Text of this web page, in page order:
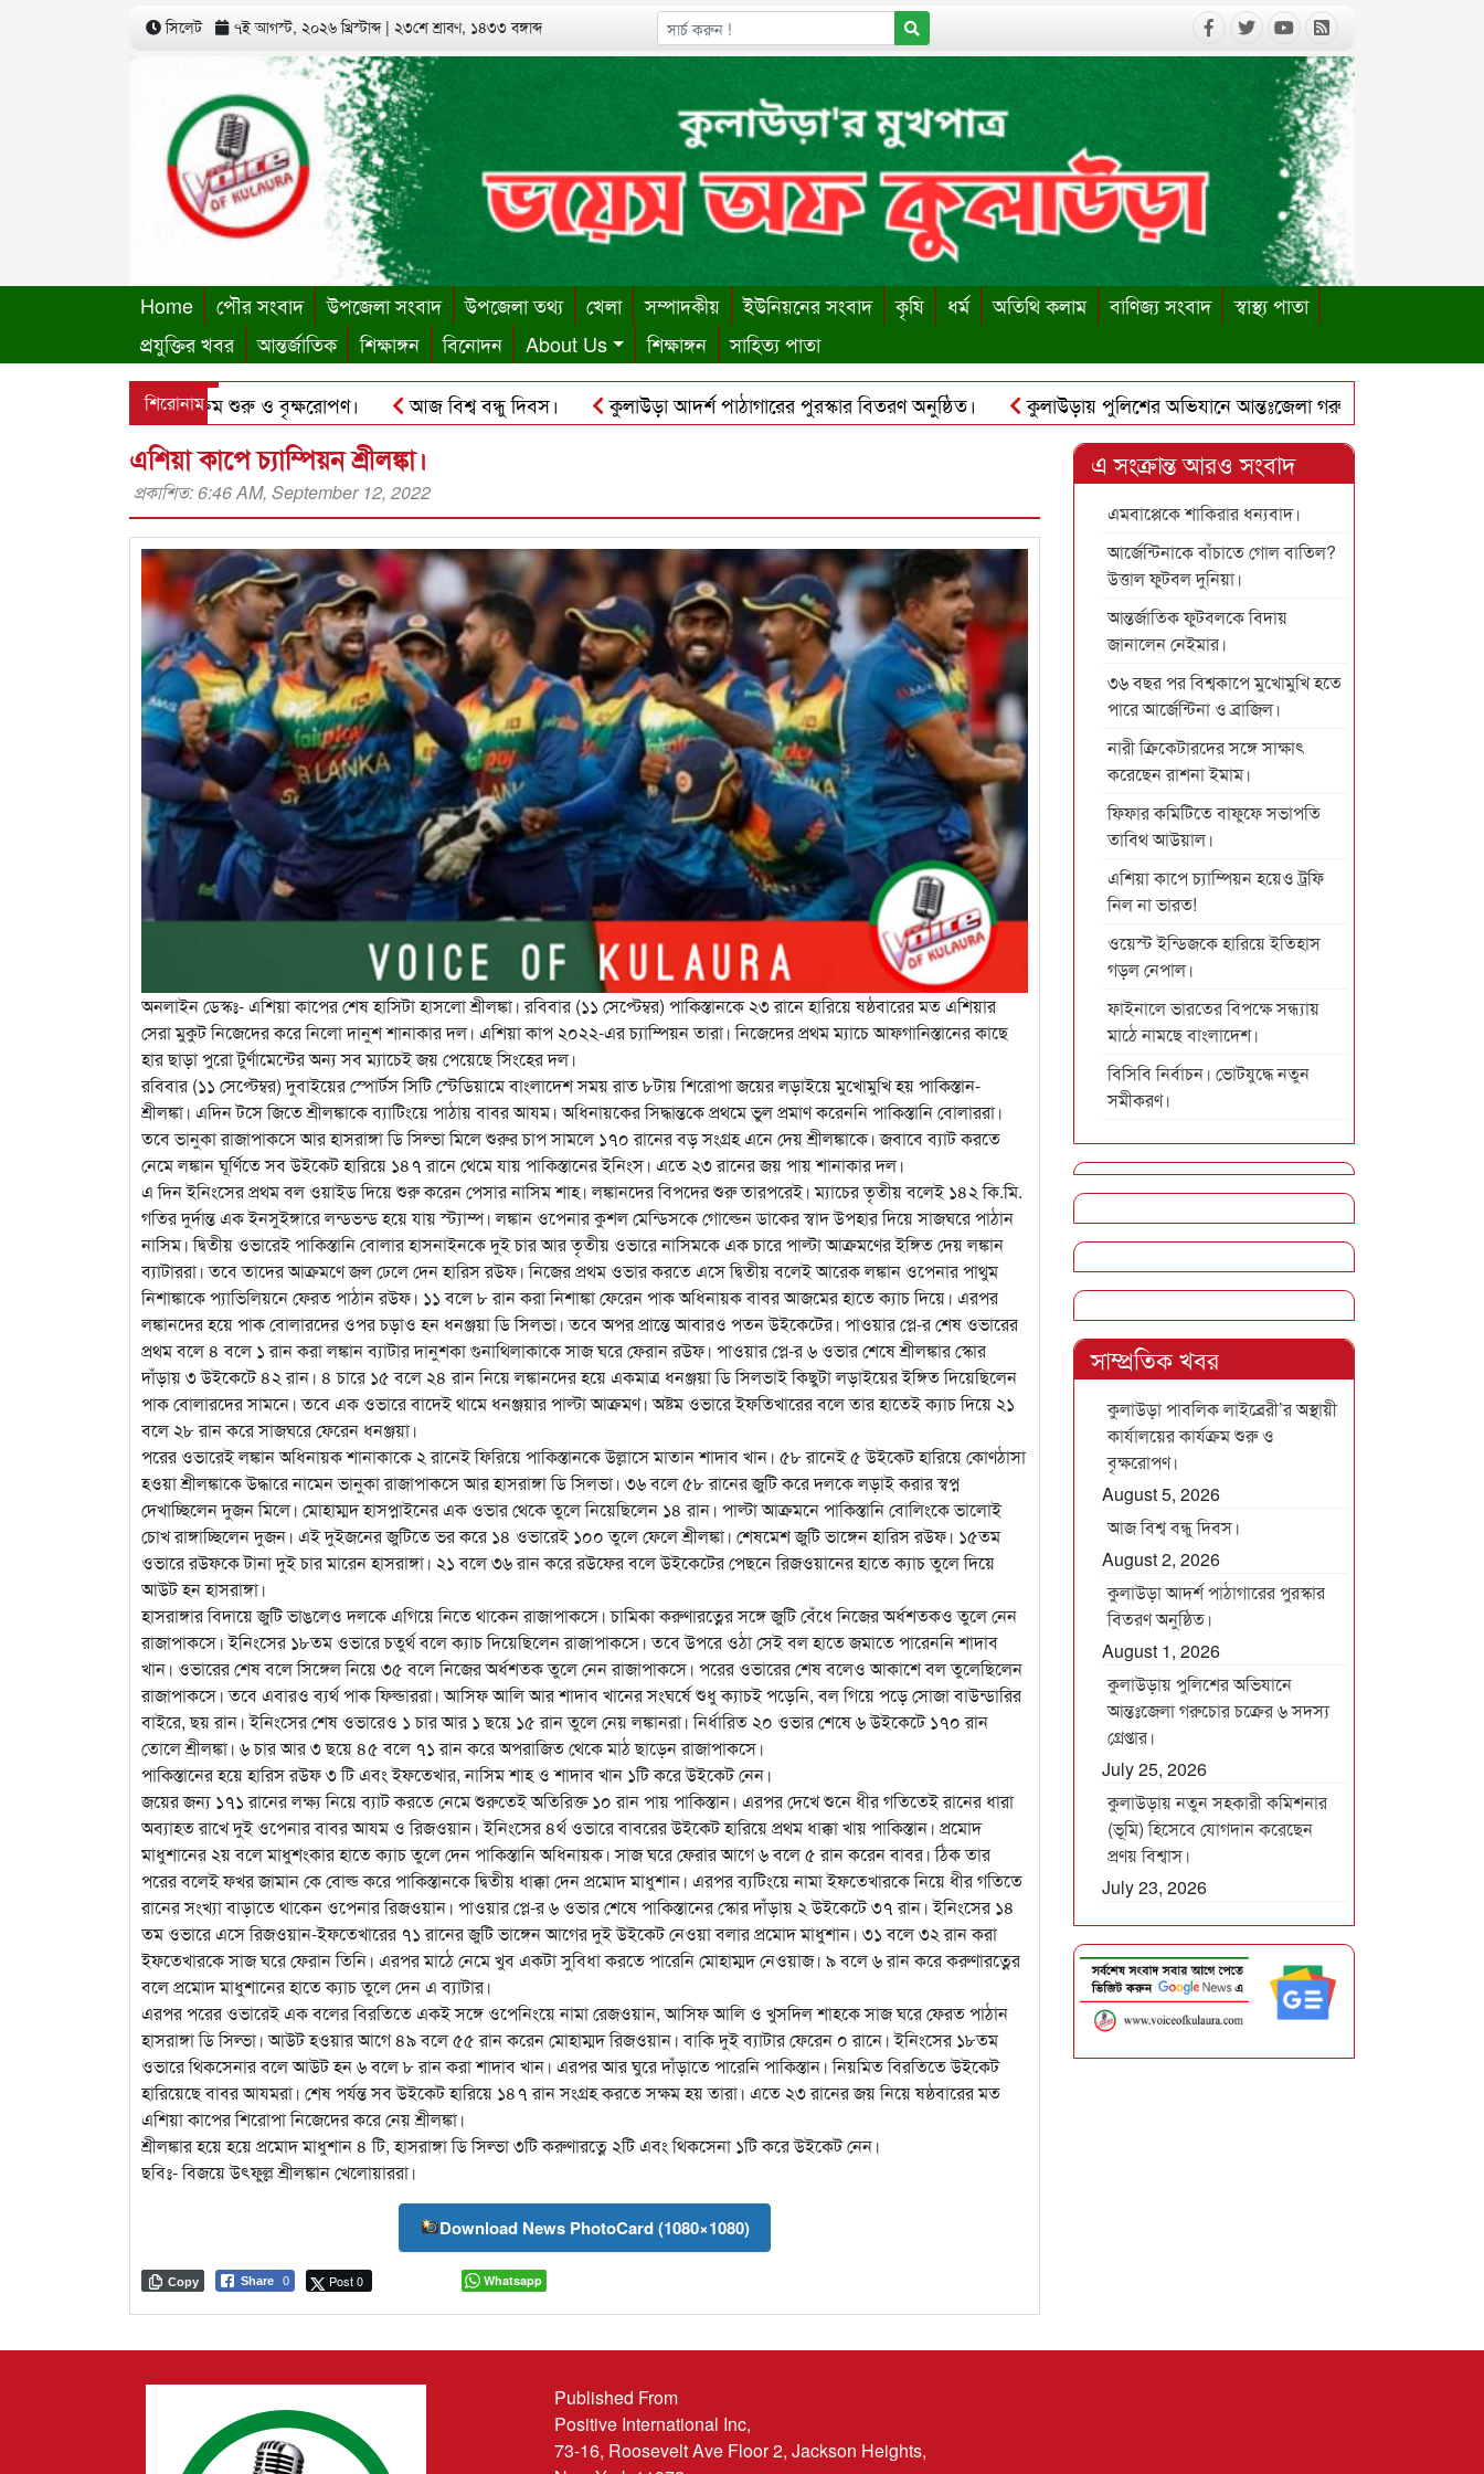
সিলেট ৭ই আগস্ট, ২০২৬ খ্রিস্টাব্দ | ২৩শে শ্রাবণ, ১৪৩৩ বঙ্গাব্দ
Home পৌর সংবাদ উপজেলা সংবাদ উপজেলা তথ্য খেলা সম্পাদকীয় ইউনিয়নের সংবাদ কৃষি ধর্ম অতিথি কলাম বাণিজ্য সংবাদ
স্বাস্থ্য পাতা
প্রযুক্তির খবর
আন্তর্জাতিক শিক্ষাঙ্গন বিনোদন About Us শিক্ষাঙ্গন সাহিত্য পাতা
শিরোনাম
কার্যালয়ের কার্যক্রম শুরু ও বৃক্ষরোপণ। আজ বিশ্ব বন্ধু দিবস। কুলাউড়া আদর্শ পাঠাগারের পুরস্কার বিতরণ অনুষ্ঠিত।
কুলাউড়ায় পুলিশের অভিযানে আন্তঃজেলা গরুচোর চক্রের ৬ সদস্য
ছবি হোয়াটসঅ্যাপে ব্যবহার করে প্রতারণার চেষ্টা।
কুলাউড়ায় পাবলিক লাইব্রেরি পুনঃস্থাপনের দাবিতে ইউএনও বরাবর
এশিয়া কাপে চ্যাম্পিয়ন শ্রীলঙ্কা।
প্রকাশিত: 6:46 AM, September 12, 2022
অনলাইন ডেস্কঃ- এশিয়া কাপের শেষ হাসিটা হাসলো শ্রীলঙ্কা। রবিবার (১১ সেপ্টেম্বর) পাকিস্তানকে ২৩ রানে হারিয়ে ষষ্ঠবারের মত এশিয়ার
সেরা মুকুট নিজেদের করে নিলো দানুশ শানাকার দল। এশিয়া কাপ ২০২২-এর চ্যাম্পিয়ন তারা। নিজেদের প্রথম ম্যাচে আফগানিস্তানের কাছে
হার ছাড়া পুরো টুর্ণামেন্টের অন্য সব ম্যাচেই জয় পেয়েছে সিংহের দল।
রবিবার (১১ সেপ্টেম্বর) দুবাইয়ের স্পোর্টস সিটি স্টেডিয়ামে বাংলাদেশ সময় রাত ৮টায় শিরোপা জয়ের লড়াইয়ে মুখোমুখি হয় পাকিস্তান-
শ্রীলঙ্কা। এদিন টসে জিতে শ্রীলঙ্কাকে ব্যাটিংয়ে পাঠায় বাবর আযম। অধিনায়কের সিদ্ধান্তকে প্রথমে ভুল প্রমাণ করেননি পাকিস্তানি বোলাররা।
তবে ভানুকা রাজাপাকসে আর হাসরাঙ্গা ডি সিল্ভা মিলে শুরুর চাপ সামলে ১৭০ রানের বড় সংগ্রহ এনে দেয় শ্রীলঙ্কাকে। জবাবে ব্যাট করতে
নেমে লঙ্কান ঘূর্ণিতে সব উইকেট হারিয়ে ১৪৭ রানে থেমে যায় পাকিস্তানের ইনিংস। এতে ২৩ রানের জয় পায় শানাকার দল।
এ দিন ইনিংসের প্রথম বল ওয়াইড দিয়ে শুরু করেন পেসার নাসিম শাহ। লঙ্কানদের বিপদের শুরু তারপরেই। ম্যাচের তৃতীয় বলেই ১৪২ কি.মি.
গতির দুর্দান্ত এক ইনসুইঙ্গারে লন্ডভন্ড হয়ে যায় স্ট্যাম্প। লঙ্কান ওপেনার কুশল মেন্ডিসকে গোল্ডেন ডাকের স্বাদ উপহার দিয়ে সাজঘরে পাঠান
নাসিম। দ্বিতীয় ওভারেই পাকিস্তানি বোলার হাসনাইনকে দুই চার আর তৃতীয় ওভারে নাসিমকে এক চারে পাল্টা আক্রমণের ইঙ্গিত দেয় লঙ্কান
ব্যাটাররা। তবে তাদের আক্রমণে জল ঢেলে দেন হারিস রউফ। নিজের প্রথম ওভার করতে এসে দ্বিতীয় বলেই আরেক লঙ্কান ওপেনার পাথুম
নিশাঙ্কাকে প্যাভিলিয়নে ফেরত পাঠান রউফ। ১১ বলে ৮ রান করা নিশাঙ্কা ফেরেন পাক অধিনায়ক বাবর আজমের হাতে ক্যাচ দিয়ে। এরপর
লঙ্কানদের হয়ে পাক বোলারদের ওপর চড়াও হন ধনঞ্জয়া ডি সিলভা। তবে অপর প্রান্তে আবারও পতন উইকেটের। পাওয়ার প্লে-র শেষ ওভারের
প্রথম বলে ৪ বলে ১ রান করা লঙ্কান ব্যাটার দানুশকা গুনাথিলাকাকে সাজ ঘরে ফেরান রউফ। পাওয়ার প্লে-র ৬ ওভার শেষে শ্রীলঙ্কার স্কোর
দাঁড়ায় ৩ উইকেটে ৪২ রান। ৪ চারে ১৫ বলে ২৪ রান নিয়ে লঙ্কানদের হয়ে একমাত্র ধনঞ্জয়া ডি সিলভাই কিছুটা লড়াইয়ের ইঙ্গিত দিয়েছিলেন
পাক বোলারদের সামনে। তবে এক ওভারে বাদেই থামে ধনঞ্জয়ার পাল্টা আক্রমণ। অষ্টম ওভারে ইফতিখারের বলে তার হাতেই ক্যাচ দিয়ে ২১
বলে ২৮ রান করে সাজঘরে ফেরেন ধনঞ্জয়া।
পরের ওভারেই লঙ্কান অধিনায়ক শানাকাকে ২ রানেই ফিরিয়ে পাকিস্তানকে উল্লাসে মাতান শাদাব খান। ৫৮ রানেই ৫ উইকেট হারিয়ে কোণঠাসা
হওয়া শ্রীলঙ্কাকে উদ্ধারে নামেন ভানুকা রাজাপাকসে আর হাসরাঙ্গা ডি সিলভা। ৩৬ বলে ৫৮ রানের জুটি করে দলকে লড়াই করার স্বপ্ন
দেখাচ্ছিলেন দুজন মিলে। মোহাম্মদ হাসপ্নাইনের এক ওভার থেকে তুলে নিয়েছিলেন ১৪ রান। পাল্টা আক্রমনে পাকিস্তানি বোলিংকে ভালোই
চোখ রাঙ্গাচ্ছিলেন দুজন। এই দুইজনের জুটিতে ভর করে ১৪ ওভারেই ১০০ তুলে ফেলে শ্রীলঙ্কা। শেষমেশ জুটি ভাঙ্গেন হারিস রউফ। ১৫তম
ওভারে রউফকে টানা দুই চার মারেন হাসরাঙ্গা। ২১ বলে ৩৬ রান করে রউফের বলে উইকেটের পেছনে রিজওয়ানের হাতে ক্যাচ তুলে দিয়ে
আউট হন হাসরাঙ্গা।
হাসরাঙ্গার বিদায়ে জুটি ভাঙলেও দলকে এগিয়ে নিতে থাকেন রাজাপাকসে। চামিকা করুণারত্নের সঙ্গে জুটি বেঁধে নিজের অর্ধশতকও তুলে নেন
রাজাপাকসে। ইনিংসের ১৮তম ওভারে চতুর্থ বলে ক্যাচ দিয়েছিলেন রাজাপাকসে। তবে উপরে ওঠা সেই বল হাতে জমাতে পারেননি শাদাব
খান। ওভারের শেষ বলে সিঙ্গেল নিয়ে ৩৫ বলে নিজের অর্ধশতক তুলে নেন রাজাপাকসে। পরের ওভারের শেষ বলেও আকাশে বল তুলেছিলেন
রাজাপাকসে। তবে এবারও ব্যর্থ পাক ফিল্ডাররা। আসিফ আলি আর শাদাব খানের সংঘর্ষে শুধু ক্যাচই পড়েনি, বল গিয়ে পড়ে সোজা বাউন্ডারির
বাইরে, ছয় রান। ইনিংসের শেষ ওভারেও ১ চার আর ১ ছয়ে ১৫ রান তুলে নেয় লঙ্কানরা। নির্ধারিত ২০ ওভার শেষে ৬ উইকেটে ১৭০ রান
তোলে শ্রীলঙ্কা। ৬ চার আর ৩ ছয়ে ৪৫ বলে ৭১ রান করে অপরাজিত থেকে মাঠ ছাড়েন রাজাপাকসে।
পাকিস্তানের হয়ে হারিস রউফ ৩ টি এবং ইফতেখার, নাসিম শাহ ও শাদাব খান ১টি করে উইকেট নেন।
জয়ের জন্য ১৭১ রানের লক্ষ্য নিয়ে ব্যাট করতে নেমে শুরুতেই অতিরিক্ত ১০ রান পায় পাকিস্তান। এরপর দেখে শুনে ধীর গতিতেই রানের ধারা
অব্যাহত রাখে দুই ওপেনার বাবর আযম ও রিজওয়ান। ইনিংসের ৪র্থ ওভারে বাবরের উইকেট হারিয়ে প্রথম ধাক্কা খায় পাকিস্তান। প্রমোদ
মাধুশানের ২য় বলে মাধুশংকার হাতে ক্যাচ তুলে দেন পাকিস্তানি অধিনায়ক। সাজ ঘরে ফেরার আগে ৬ বলে ৫ রান করেন বাবর। ঠিক তার
পরের বলেই ফখর জামান কে বোল্ড করে পাকিস্তানকে দ্বিতীয় ধাক্কা দেন প্রমোদ মাধুশান। এরপর ব্যটিংয়ে নামা ইফতেখারকে নিয়ে ধীর গতিতে
রানের সংখ্যা বাড়াতে থাকেন ওপেনার রিজওয়ান। পাওয়ার প্লে-র ৬ ওভার শেষে পাকিস্তানের স্কোর দাঁড়ায় ২ উইকেটে ৩৭ রান। ইনিংসের ১৪
তম ওভারে এসে রিজওয়ান-ইফতেখারের ৭১ রানের জুটি ভাঙ্গেন আগের দুই উইকেট নেওয়া বলার প্রমোদ মাধুশান। ৩১ বলে ৩২ রান করা
ইফতেখারকে সাজ ঘরে ফেরান তিনি। এরপর মাঠে নেমে খুব একটা সুবিধা করতে পারেনি মোহাম্মদ নেওয়াজ। ৯ বলে ৬ রান করে করুণারত্নের
বলে প্রমোদ মাধুশানের হাতে ক্যাচ তুলে দেন এ ব্যাটার।
এরপর পরের ওভারেই এক বলের বিরতিতে একই সঙ্গে ওপেনিংয়ে নামা রেজওয়ান, আসিফ আলি ও খুসদিল শাহকে সাজ ঘরে ফেরত পাঠান
হাসরাঙ্গা ডি সিল্ভা। আউট হওয়ার আগে ৪৯ বলে ৫৫ রান করেন মোহাম্মদ রিজওয়ান। বাকি দুই ব্যাটার ফেরেন ০ রানে। ইনিংসের ১৮তম
ওভারে থিকসেনার বলে আউট হন ৬ বলে ৮ রান করা শাদাব খান। এরপর আর ঘুরে দাঁড়াতে পারেনি পাকিস্তান। নিয়মিত বিরতিতে উইকেট
হারিয়েছে বাবর আযমরা। শেষ পর্যন্ত সব উইকেট হারিয়ে ১৪৭ রান সংগ্রহ করতে সক্ষম হয় তারা। এতে ২৩ রানের জয় নিয়ে ষষ্ঠবারের মত
এশিয়া কাপের শিরোপা নিজেদের করে নেয় শ্রীলঙ্কা।
শ্রীলঙ্কার হয়ে হয়ে প্রমোদ মাধুশান ৪ টি, হাসরাঙ্গা ডি সিল্ভা ৩টি করুণারত্নে ২টি এবং থিকসেনা ১টি করে উইকেট নেন।
ছবিঃ- বিজয়ে উৎফুল্ল শ্রীলঙ্কান খেলোয়াররা।
Download News PhotoCard (1080×1080)
Share 0 Post 0
Copy Whatsapp
এ সংক্রান্ত আরও সংবাদ
এমবাপ্পেকে শাকিরার ধন্যবাদ।
আর্জেন্টিনাকে বাঁচাতে গোল বাতিল?
উত্তাল ফুটবল দুনিয়া।
আন্তর্জাতিক ফুটবলকে বিদায়
জানালেন নেইমার।
৩৬ বছর পর বিশ্বকাপে মুখোমুখি হতে
পারে আর্জেন্টিনা ও ব্রাজিল।
নারী ক্রিকেটারদের সঙ্গে সাক্ষাৎ
করেছেন রাশনা ইমাম।
ফিফার কমিটিতে বাফুফে সভাপতি
তাবিথ আউয়াল।
এশিয়া কাপে চ্যাম্পিয়ন হয়েও ট্রফি
নিল না ভারত!
ওয়েস্ট ইন্ডিজকে হারিয়ে ইতিহাস
গড়ল নেপাল।
ফাইনালে ভারতের বিপক্ষে সন্ধ্যায়
মাঠে নামছে বাংলাদেশ।
বিসিবি নির্বাচন। ভোটযুদ্ধে নতুন
সমীকরণ।
সাম্প্রতিক খবর
কুলাউড়া পাবলিক লাইব্রেরী’র অস্থায়ী
কার্যালয়ের কার্যক্রম শুরু ও
বৃক্ষরোপণ।
August 5, 2026
আজ বিশ্ব বন্ধু দিবস।
August 2, 2026
কুলাউড়া আদর্শ পাঠাগারের পুরস্কার
বিতরণ অনুষ্ঠিত।
August 1, 2026
কুলাউড়ায় পুলিশের অভিযানে
আন্তঃজেলা গরুচোর চক্রের ৬ সদস্য
গ্রেপ্তার।
July 25, 2026
কুলাউড়ায় নতুন সহকারী কমিশনার
(ভূমি) হিসেবে যোগদান করেছেন
প্রণয় বিশ্বাস।
July 23, 2026
Published From
Positive International Inc,
73-16, Roosevelt Ave Floor 2, Jackson Heights,